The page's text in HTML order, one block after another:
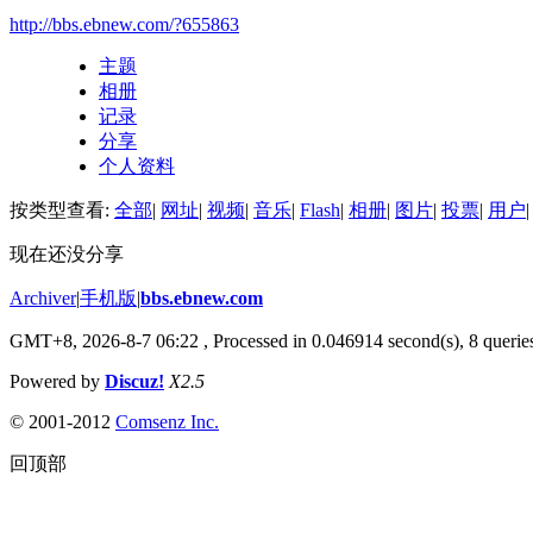
http://bbs.ebnew.com/?655863
主题
相册
记录
分享
个人资料
按类型查看: 全部| 网址| 视频| 音乐| Flash| 相册| 图片| 投票| 用户|
现在还没分享
Archiver|手机版|bbs.ebnew.com
GMT+8, 2026-8-7 06:22 , Processed in 0.046914 second(s), 8
Powered by Discuz! X2.5
© 2001-2012 Comsenz Inc.
回顶部